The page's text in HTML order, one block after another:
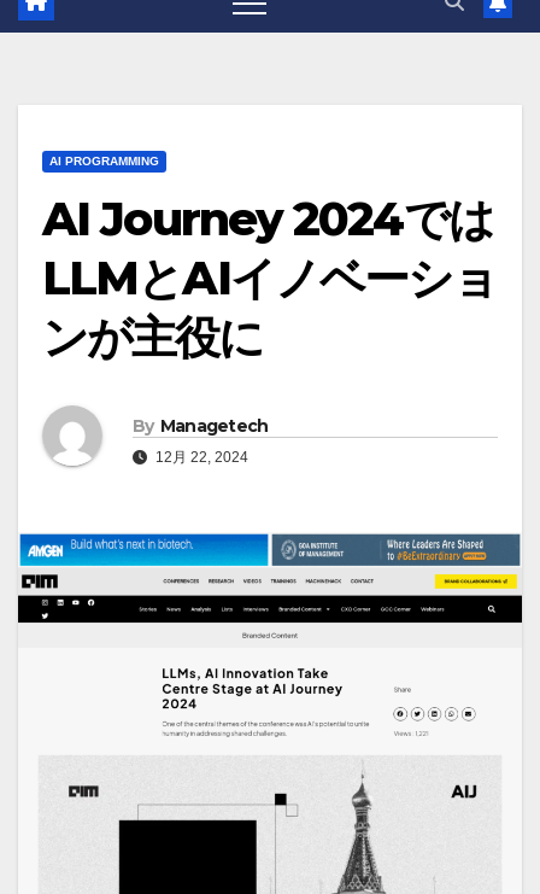
AI PROGRAMMING
AI Journey 2024では
LLMとAIイノベーショ
ンが主役に
By Managetech
12月 22, 2024